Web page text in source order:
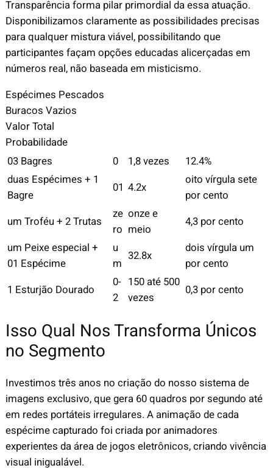
Transparência forma pilar primordial da essa atuação.
Disponibilizamos claramente as possibilidades precisas
para qualquer mistura viável, possibilitando que
participantes façam opções educadas alicerçadas em
números real, não baseada em misticismo.
Espécimes Pescados
Buracos Vazios
Valor Total
Probabilidade
03 Bagres
0 1,8 vezes
12.4%
duas Espécimes + 1
Bagre
01 4.2x
oito vírgula sete
por cento
um Troféu + 2 Trutas
ze
ro
onze e
meio
4,3 por cento
um Peixe especial +
01 Espécime
u
m
32.8x
dois vírgula um
por cento
1 Esturjão Dourado
0-
2
150 até 500
vezes
0,3 por cento
Isso Qual Nos Transforma Únicos
no Segmento
Investimos três anos no criação do nosso sistema de
imagens exclusivo, que gera 60 quadros por segundo até
em redes portáteis irregulares. A animação de cada
espécime capturado foi criada por animadores
experientes da área de jogos eletrônicos, criando vivência
visual inigualável.